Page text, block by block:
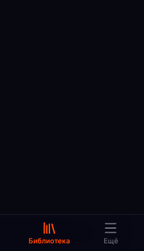
Библиотека Ещё